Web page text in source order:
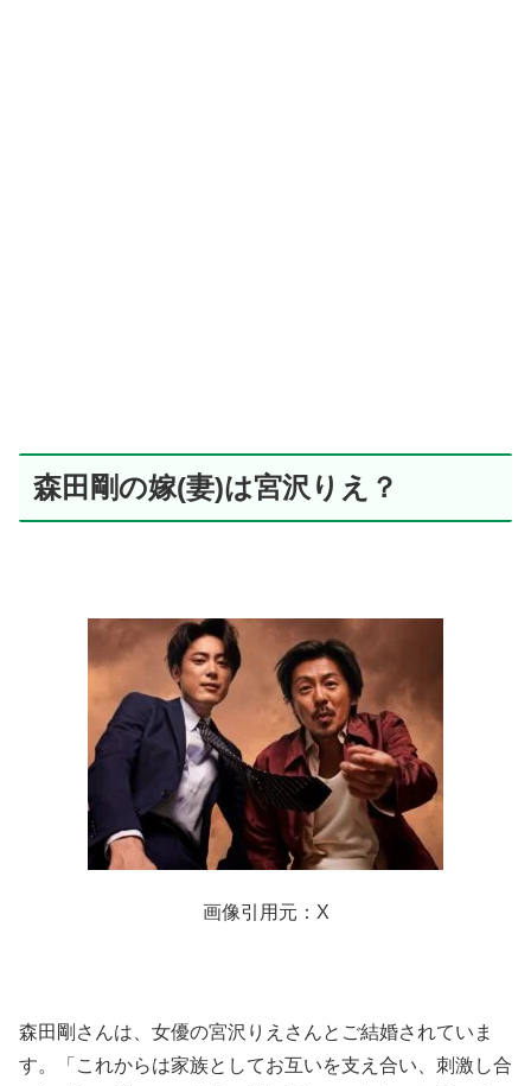
森田剛の嫁(妻)は宮沢りえ？
画像引用元：X
森田剛さんは、女優の宮沢りえさんとご結婚されていま
す。「これからは家族としてお互いを支え合い、刺激し合